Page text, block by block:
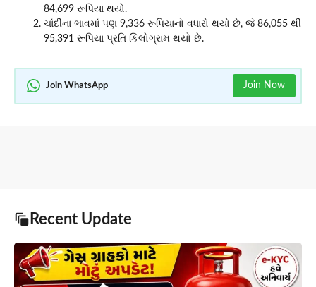
84,699 રૂપિયા થયો.
ચાંદીના ભાવમાં પણ 9,336 રૂપિયાનો વધારો થયો છે, જે 86,055 થી
95,391 રૂપિયા પ્રતિ કિલોગ્રામ થયો છે.
Join WhatsApp Join Now
Recent Update